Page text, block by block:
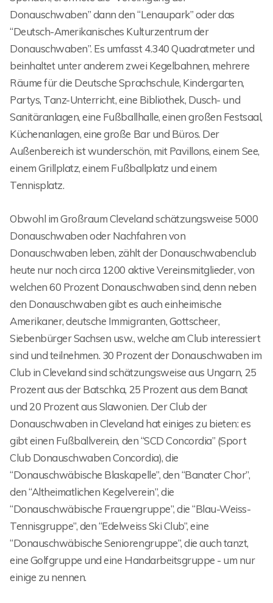
Donauschwaben” dann den “Lenaupark” oder das
“Deutsch-Amerikanisches Kulturzentrum der
Donauschwaben”. Es umfasst 4.340 Quadratmeter und
beinhaltet unter anderem zwei Kegelbahnen, mehrere
Räume für die Deutsche Sprachschule, Kindergarten,
Partys, Tanz-Unterricht, eine Bibliothek, Dusch- und
Sanitäranlagen, eine Fußballhalle, einen großen Festsaal,
Küchenanlagen, eine große Bar und Büros. Der
Außenbereich ist wunderschön, mit Pavillons, einem See,
einem Grillplatz, einem Fußballplatz und einem
Tennisplatz.
Obwohl im Großraum Cleveland schätzungsweise 5000
Donauschwaben oder Nachfahren von
Donauschwaben leben, zählt der Donauschwabenclub
heute nur noch circa 1200 aktive Vereinsmitglieder, von
welchen 60 Prozent Donauschwaben sind, denn neben
den Donauschwaben gibt es auch einheimische
Amerikaner, deutsche Immigranten, Gottscheer,
Siebenbürger Sachsen usw., welche am Club interessiert
sind und teilnehmen. 30 Prozent der Donauschwaben im
Club in Cleveland sind schätzungsweise aus Ungarn, 25
Prozent aus der Batschka, 25 Prozent aus dem Banat
und 20 Prozent aus Slawonien. Der Club der
Donauschwaben in Cleveland hat einiges zu bieten: es
gibt einen Fußballverein, den “SCD Concordia” (Sport
Club Donauschwaben Concordia), die
“Donauschwäbische Blaskapelle”, den “Banater Chor”,
den “Altheimatlichen Kegelverein”, die
“Donauschwäbische Frauengruppe”, die “Blau-Weiss-
Tennisgruppe”, den “Edelweiss Ski Club”, eine
“Donauschwäbische Seniorengruppe”, die auch tanzt,
eine Golfgruppe und eine Handarbeitsgruppe - um nur
einige zu nennen.